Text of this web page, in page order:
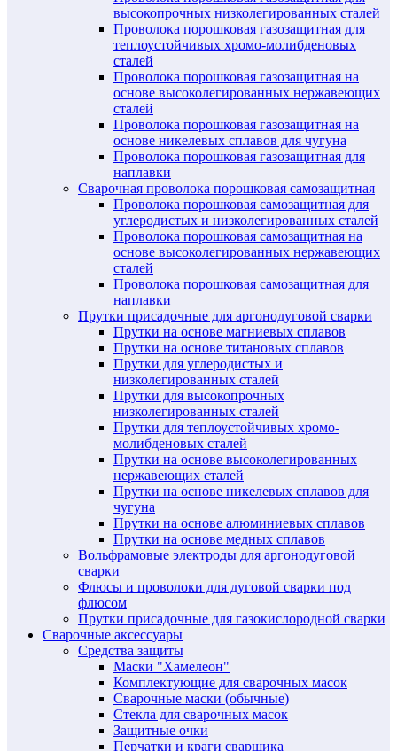
высокопрочных низколегированных сталей
Проволока порошковая газозащитная для
теплоустойчивых хромо-молибденовых
сталей
Проволока порошковая газозащитная на
основе высоколегированных нержавеющих
сталей
Проволока порошковая газозащитная на
основе никелевых сплавов для чугуна
Проволока порошковая газозащитная для
наплавки
Сварочная проволока порошковая самозащитная
Проволока порошковая самозащитная для
углеродистых и низколегированных сталей
Проволока порошковая самозащитная на
основе высоколегированных нержавеющих
сталей
Проволока порошковая самозащитная для
наплавки
Прутки присадочные для аргонодуговой сварки
Прутки на основе магниевых сплавов
Прутки на основе титановых сплавов
Прутки для углеродистых и
низколегированных сталей
Прутки для высокопрочных
низколегированных сталей
Прутки для теплоустойчивых хромо-
молибденовых сталей
Прутки на основе высоколегированных
нержавеющих сталей
Прутки на основе никелевых сплавов для
чугуна
Прутки на основе алюминиевых сплавов
Прутки на основе медных сплавов
Вольфрамовые электроды для аргонодуговой
сварки
Флюсы и проволоки для дуговой сварки под
флюсом
Прутки присадочные для газокислородной сварки
Сварочные аксессуары
Средства защиты
Маски "Хамелеон"
Комплектующие для сварочных масок
Сварочные маски (обычные)
Стекла для сварочных масок
Защитные очки
Перчатки и краги сварщика